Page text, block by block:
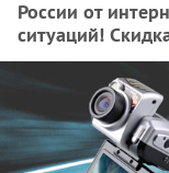
России от
ситуаций!